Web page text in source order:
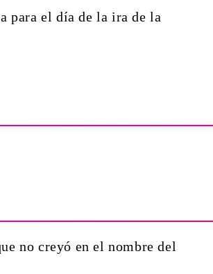
para el día de la ira de la
no creyó en el nombre del